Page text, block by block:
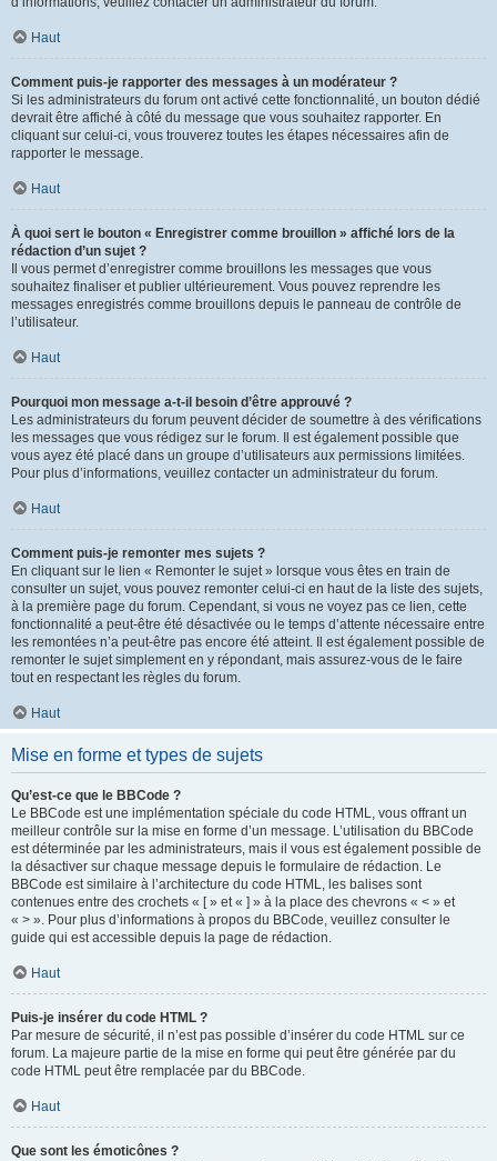
Haut
Comment puis-je rapporter des messages à un modérateur ?
Si les administrateurs du forum ont activé cette fonctionnalité, un bouton dédié
devrait être affiché à côté du message que vous souhaitez rapporter. En
cliquant sur celui-ci, vous trouverez toutes les étapes nécessaires afin de
rapporter le message.
Haut
À quoi sert le bouton « Enregistrer comme brouillon » affiché lors de la
rédaction d’un sujet ?
Il vous permet d’enregistrer comme brouillons les messages que vous
souhaitez finaliser et publier ultérieurement. Vous pouvez reprendre les
messages enregistrés comme brouillons depuis le panneau de contrôle de
l’utilisateur.
Haut
Pourquoi mon message a-t-il besoin d’être approuvé ?
Les administrateurs du forum peuvent décider de soumettre à des vérifications
les messages que vous rédigez sur le forum. Il est également possible que
vous ayez été placé dans un groupe d’utilisateurs aux permissions limitées.
Pour plus d’informations, veuillez contacter un administrateur du forum.
Haut
Comment puis-je remonter mes sujets ?
En cliquant sur le lien « Remonter le sujet » lorsque vous êtes en train de
consulter un sujet, vous pouvez remonter celui-ci en haut de la liste des sujets,
à la première page du forum. Cependant, si vous ne voyez pas ce lien, cette
fonctionnalité a peut-être été désactivée ou le temps d’attente nécessaire entre
les remontées n’a peut-être pas encore été atteint. Il est également possible de
remonter le sujet simplement en y répondant, mais assurez-vous de le faire
tout en respectant les règles du forum.
Haut
Mise en forme et types de sujets
Qu’est-ce que le BBCode ?
Le BBCode est une implémentation spéciale du code HTML, vous offrant un
meilleur contrôle sur la mise en forme d’un message. L’utilisation du BBCode
est déterminée par les administrateurs, mais il vous est également possible de
la désactiver sur chaque message depuis le formulaire de rédaction. Le
BBCode est similaire à l’architecture du code HTML, les balises sont
contenues entre des crochets « [ » et « ] » à la place des chevrons « < » et
« > ». Pour plus d’informations à propos du BBCode, veuillez consulter le
guide qui est accessible depuis la page de rédaction.
Haut
Puis-je insérer du code HTML ?
Par mesure de sécurité, il n’est pas possible d’insérer du code HTML sur ce
forum. La majeure partie de la mise en forme qui peut être générée par du
code HTML peut être remplacée par du BBCode.
Haut
Que sont les émoticônes ?